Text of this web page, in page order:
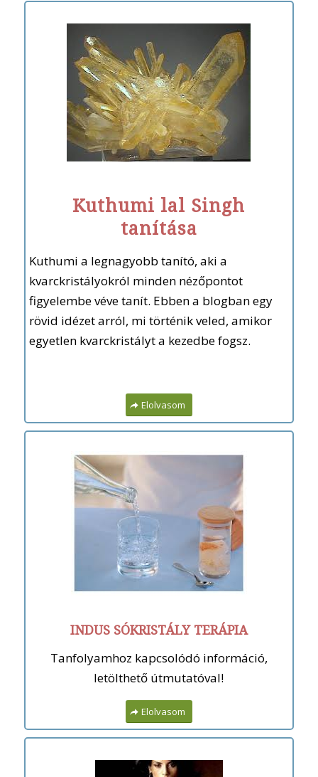
Kuthumi lal Singh
tanítása
Kuthumi a legnagyobb tanító, aki a
kvarckristályokról minden nézőpontot
figyelembe véve tanít. Ebben a blogban egy
rövid idézet arról, mi történik veled, amikor
egyetlen kvarckristályt a kezedbe fogsz.
Elolvasom
INDUS SÓKRISTÁLY TERÁPIA
Tanfolyamhoz kapcsolódó információ,
letölthető útmutatóval!
Elolvasom